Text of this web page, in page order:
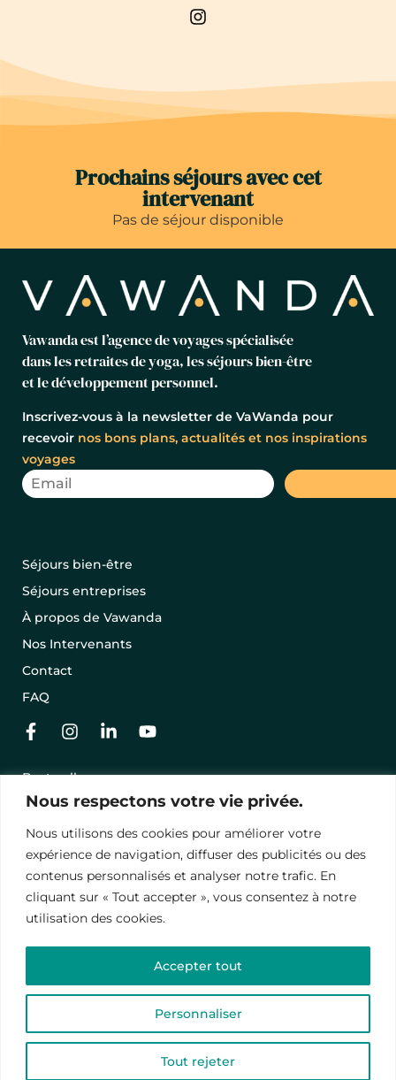
Nous respectons votre vie privée.
Nous utilisons des cookies pour améliorer votre
expérience de navigation, diffuser des publicités ou des
contenus personnalisés et analyser notre trafic. En
cliquant sur « Tout accepter », vous consentez à notre
utilisation des cookies.
Personnaliser
Tout rejeter
Accepter tout
Prochains séjours avec cet
intervenant
Pas de séjour disponible
Vawanda est l’agence de voyages spécialisée
dans les retraites de yoga, les séjours bien-être
et le développement personnel.
Inscrivez-vous à la newsletter de VaWanda pour
recevoir nos bons plans, actualités et nos inspirations
voyages
Séjours bien-être
Séjours entreprises
À propos de Vawanda
Nos Intervenants
Contact
FAQ
Best-sellers
Nos séjours en promo
Offrir un séjour avec une carte cadeau
Conditions Générales de Vente
Mentions légales
Politique de Conﬁdentialité
Ce site est protégé par reCAPTCHA, les
confidentialitéettermes de contrat.
Français